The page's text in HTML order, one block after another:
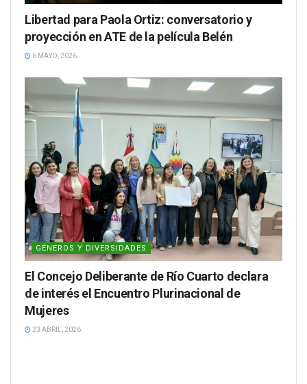
Libertad para Paola Ortiz: conversatorio y
proyección en ATE de la película Belén
6 MAYO, 2026
GÉNEROS Y DIVERSIDADES
El Concejo Deliberante de Río Cuarto declara
de interés el Encuentro Plurinacional de
Mujeres
23 ABRIL, 2026